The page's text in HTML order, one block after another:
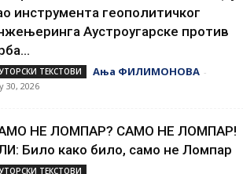
инструмента геополитичког
Аустроугарске против
ТЕКСТОВИ Ања ФИЛИМОНОВА -
30, 2026
НЕ ЛОМПАР? САМО НЕ ЛОМПАР!
Било како било, само не Ломпар
ТЕКСТОВИ